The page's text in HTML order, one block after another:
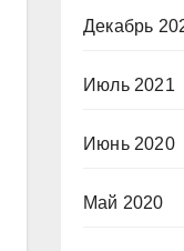
Декабрь
Июль 2021
Июнь 2020
Май 2020